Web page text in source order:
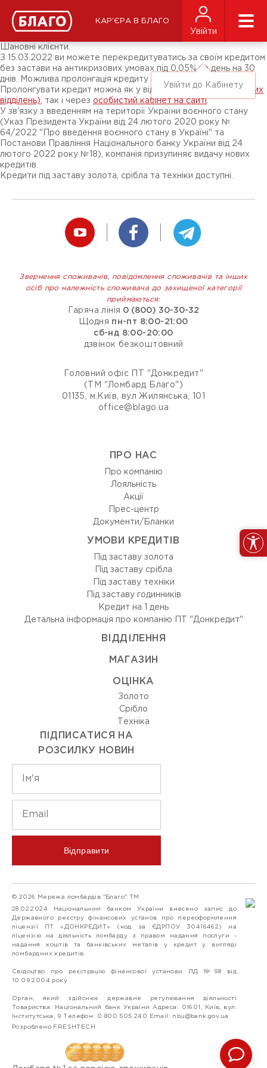
КАР'ЄРА В БЛАГО
Увійти
Увійти до Кабінету
ЗМІ про нас
Підписники соц-мереж
Ярмарки
Шановні клієнти.
З 15.03.2022 ви можете перекредитуватись за своїм кредитом
без застави на антикризових умовах під 0,05% на день на 30
днів. Можлива пролонгація кредиту на цих умовах.
Пролонгувати кредит можна як у відділенні ( перелік відкритих
відділень) , так і через особистий кабінет на сайті.
У зв'язку з введенням на території України воєнного стану
(Указ Президента України від 24 лютого 2020 року №
64/2022 "Про введення воєнного стану в Україні" та
Постанови Правління Національного банку України від 24
лютого 2022 року №18), компанія призупиняє видачу нових
кредитів.
Кредити під заставу золота, срібла та техніки доступні.
Звернення споживачів, повідомлення споживачів та інших
осіб про належність споживача до захищеної категорії
приймаються:
Гаряча лінія 0 (800) 30-30-32
Щодня пн-пт 8:00-21:00
сб-нд 8:00-20:00
дзвінок безкоштовний
Головний офіс ПТ "Донкредит"
(ТМ "Ломбард Благо")
01135, м.Київ, вул Жилянська, 101
office@blago.ua
ПРО НАС
Про компанію
Лояльність
Акції
Прес-центр
Документи/Бланки
УМОВИ КРЕДИТІВ
Під заставу золота
Під заставу срібла
Під заставу техніки
Під заставу годинників
Кредит на 1 день
Детальна інформація про компанію ПТ "Донкредит"
ВIДДIЛЕННЯ
МАГАЗИН
ОЦIНКА
Золото
Срiбло
Технiка
ПІДПИСАТИСЯ НА
РОЗСИЛКУ НОВИН
Відправити
© 2026 Мережа ломбардів "Благо" ТМ
28.02.2024 Національним банком України внесено запис до
Державного реєстру фінансових установ про переоформлення
ліцензії ПТ «ДОНКРЕДИТ» (код за ЄДРПОУ 30416462) на
ліцензію на діяльність ломбарду з правом надання послуги -
надання коштів та банківських металів у кредит у вигляді
ломбардних кредитів.
Свідоцтво про реєстрацію фінансової установи ЛД №98 від
10.09.2004 року
Орган, який здійснює державне регулювання діяльності
Товариства: Національний банк України Адреса: 01601, Київ, вул.
Інститутська, 9 Телефон: 0 800 505 240 Email: nbu@bank.gov.ua
Розроблено FRESHTECH